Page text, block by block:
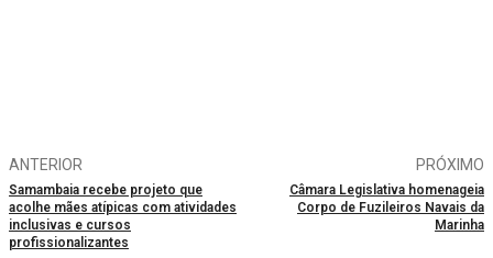
ANTERIOR
Samambaia recebe projeto que
acolhe mães atípicas com atividades
inclusivas e cursos
profissionalizantes
PRÓXIMO
Câmara Legislativa homenageia
Corpo de Fuzileiros Navais da
Marinha